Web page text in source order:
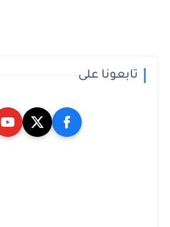
تابعونا على